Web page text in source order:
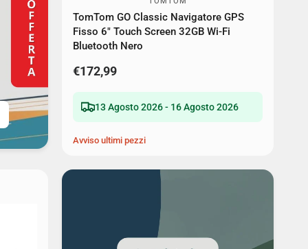
TomTom GO Classic Navigatore GPS
Fisso 6" Touch Screen 32GB Wi-Fi
Bluetooth Nero
€172,99
13 Agosto 2026 - 16 Agosto 2026
Avviso ultimi pezzi